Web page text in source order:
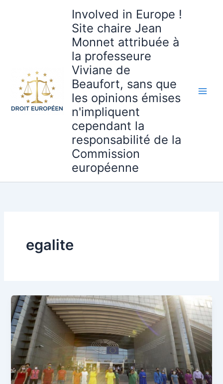
Involved in Europe !
Site chaire Jean
Monnet attribuée à
la professeure
Viviane de
Beaufort, sans que
les opinions émises
n'impliquent
cependant la
responsabilité de la
Commission
européenne
egalite